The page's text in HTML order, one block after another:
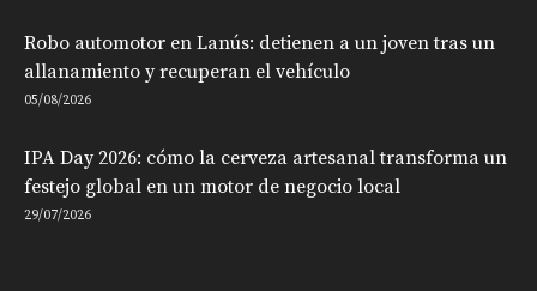
Robo automotor en Lanús: detienen a un joven tras un
allanamiento y recuperan el vehículo
05/08/2026
IPA Day 2026: cómo la cerveza artesanal transforma un
festejo global en un motor de negocio local
29/07/2026